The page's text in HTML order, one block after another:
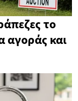
το
αγοράς και